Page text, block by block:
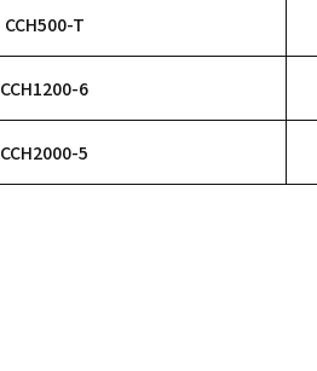
CCH500-T
CCH1200-6
CCH2000-5